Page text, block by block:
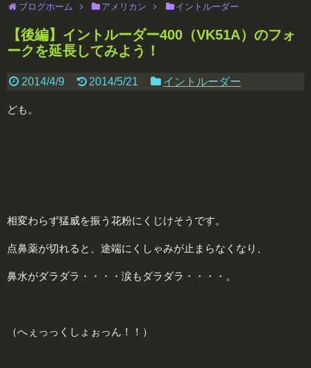
ブログホーム アメリカン イントルーダー
【後編】イントルーダー400（VK51A）のフォ
ークを延長してみよう！
2014/4/9 2014/5/21 イントルーダー
ども。
相変わらず猛威を振う花粉にくじけそうです。
点鼻薬が切れると、途端にくしゃみが止まらなくなり、
鼻水がダラダラ・・・・涙もダラダラ・・・・。
（へぇっっくしょぉっん！！）